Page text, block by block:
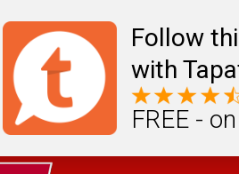
Follow
with
FREE -